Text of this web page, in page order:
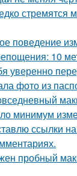
стремятся
поведение
10
уверенно
фото из
минимум
ссылки
пробный